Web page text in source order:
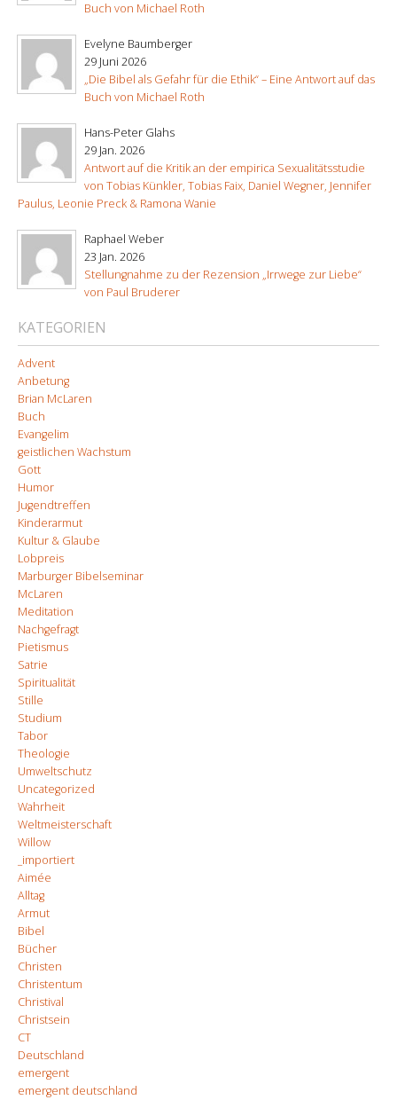
Buch von Michael Roth
Evelyne Baumberger
29 Juni 2026
„Die Bibel als Gefahr für die Ethik“ – Eine Antwort auf das
Buch von Michael Roth
Hans-Peter Glahs
29 Jan. 2026
Antwort auf die Kritik an der empirica Sexualitätsstudie
von Tobias Künkler, Tobias Faix, Daniel Wegner, Jennifer
Paulus, Leonie Preck & Ramona Wanie
Raphael Weber
23 Jan. 2026
Stellungnahme zu der Rezension „Irrwege zur Liebe“
von Paul Bruderer
KATEGORIEN
Advent
Anbetung
Brian McLaren
Buch
Evangelim
geistlichen Wachstum
Gott
Humor
Jugendtreffen
Kinderarmut
Kultur & Glaube
Lobpreis
Marburger Bibelseminar
McLaren
Meditation
Nachgefragt
Pietismus
Satrie
Spiritualität
Stille
Studium
Tabor
Theologie
Umweltschutz
Uncategorized
Wahrheit
Weltmeisterschaft
Willow
_importiert
Aimée
Alltag
Armut
Bibel
Bücher
Christen
Christentum
Christival
Christsein
CT
Deutschland
emergent
emergent deutschland